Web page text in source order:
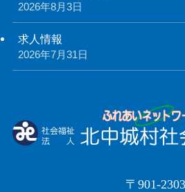
2026年8月3日
求人情報
2026年7月31日
〒901-2303